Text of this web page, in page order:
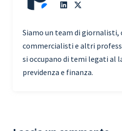
Siamo un team di giornalisti,
commercialisti e altri
si occupano di temi legati al
previdenza e finanza.